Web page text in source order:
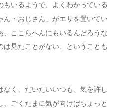
もいるようで、よくわかっている
ん・おじさん」がエサを置いてい
、ここらへんにもいるんだろうな
は見たことがない、ということも
なく、だいたいいつも、気を許し
ごくたまに気が向けばちょっと